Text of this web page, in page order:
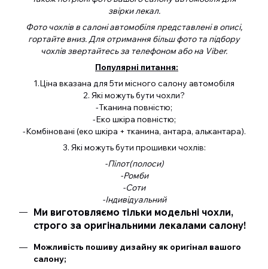
звірки лекал.
Фото чохлів в салоні автомобіля представлені в описі,
гортайте вниз. Для отримання більш фото та підбору
чохлів звертайтесь за телефоном або на Viber.
Популярні питання:
1.Ціна вказана для 5ти місного салону автомобіля
2. Які можуть бути чохли?
-Тканина повністю;
-Еко шкіра повністю;
-Комбіновані (еко шкіра + тканина, антара, алькантара).
3. Які можуть бути прошивки чохлів:
-Пілот(полоси)
-Ромби
-Соти
-Індивідуальний
Ми виготовляємо тільки модельні чохли,
строго за оригінальними лекалами салону!
Можливість пошиву дизайну як оригінал вашого
салону;